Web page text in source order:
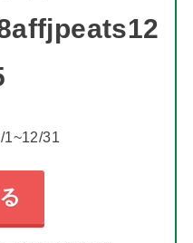
1~12/31